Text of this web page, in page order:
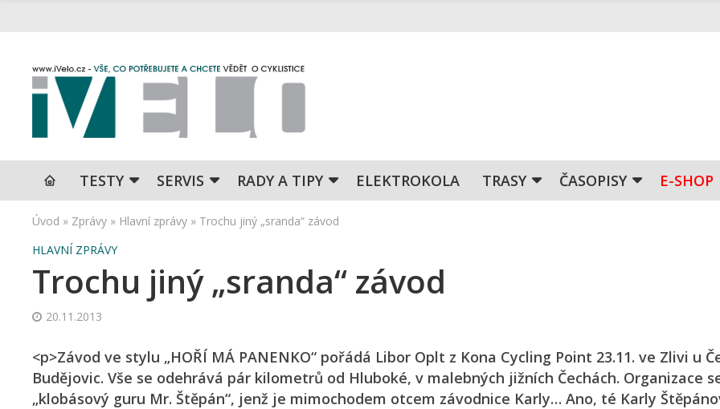
TESTY SERVIS RADY A TIPY ELEKTROKOLA TRASY ČASOPISY E-SHOP
Úvod » Zprávy » Hlavní zprávy » Trochu jiný „sranda“ závod
HLAVNÍ ZPRÁVY
Trochu jiný „sranda“ závod
20.11.2013
<p>Závod ve stylu „HOŘÍ MÁ PANENKO“ pořádá Libor Oplt z Kona Cycling Point 23.11. ve Zlivi u
Budějovic. Vše se odehrává pár kilometrů od Hluboké, v malebných jižních Čechách. Organizace
„klobásový guru Mr. Štěpán“, jenž je mimochodem otcem závodnice Karly… Ano, té Karly